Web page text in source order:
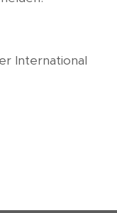
International